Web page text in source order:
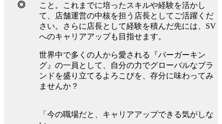
◎
こと。これまでに培ったスキルや経験を活かし
て、店舗運営の中核を担う店長としてご活躍くだ
さい。さらに店長として経験を積んだ先には、SV
へのキャリアアップも目指せます。
世界中で多くの人から愛される『バーガーキン
グ』の一員として、自分の力でグローバルなブラ
ンドを盛り立てるよろこびを、存分に味わってみ
ませんか？
「今の職場だと、キャリアアップできる気がしな